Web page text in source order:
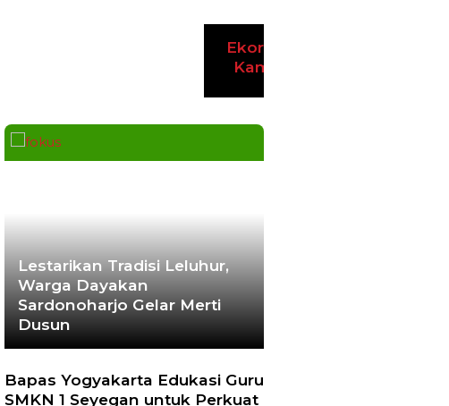
SLEMAN – Balai Pemasyarakatan
Bapas Yogyakarta dan Poltek
Imipas Evaluasi Program
| Agustus 6, 2026
TERPOPULER